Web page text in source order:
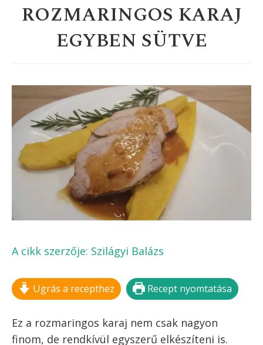
ROZMARINGOS KARAJ
EGYBEN SÜTVE
A cikk szerzője: Szilágyi Balázs
Ugrás a recepthez Recept nyomtatása
Ez a rozmaringos karaj nem csak nagyon
finom, de rendkívül egyszerű elkészíteni is.